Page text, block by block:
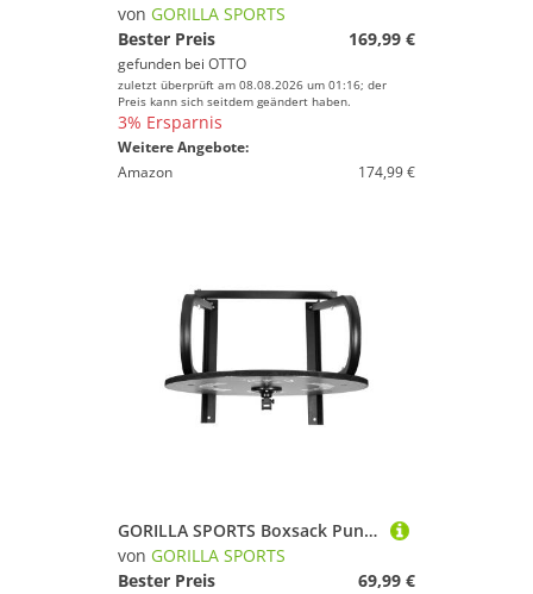
von GORILLA SPORTS
Bester Preis
169,99 €
gefunden bei OTTO
zuletzt überprüft am 08.08.2026 um 01:16; der
Preis kann sich seitdem geändert haben.
3% Ersparnis
Weitere Angebote:
Amazon
174,99 €
GORILLA SPORTS Boxsack Punchingball Aufhängung zur Wandbefestigung (1-tlg)
von GORILLA SPORTS
Bester Preis
69,99 €